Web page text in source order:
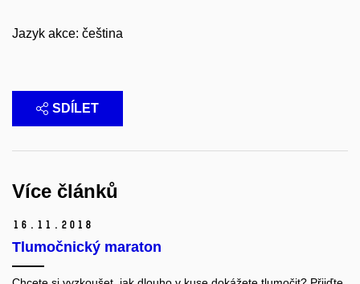
Jazyk akce: čeština
SDÍLET
Více článků
16. 11. 2018
Tlumočnický maraton